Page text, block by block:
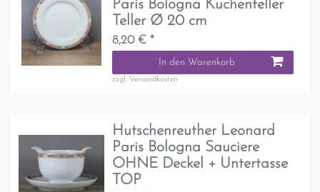
Paris Bologna Kuchenteller
Teller Ø 20 cm
8,20 € *
In den Warenkorb
zzgl. Versandkosten
Hutschenreuther Leonard
Paris Bologna Sauciere
OHNE Deckel + Untertasse
TOP